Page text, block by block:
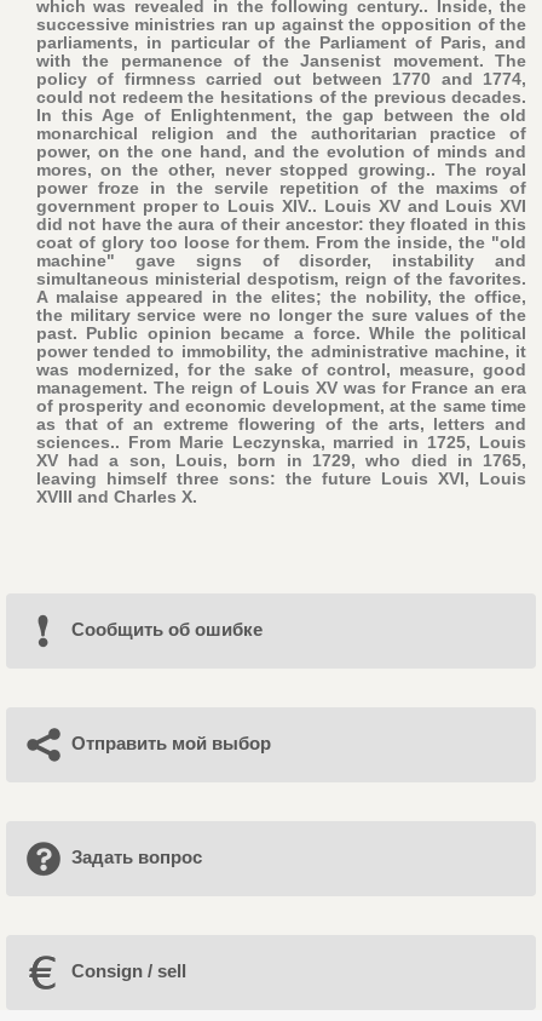
which was revealed in the following century.. Inside, the
successive ministries ran up against the opposition of the
parliaments, in particular of the Parliament of Paris, and
with the permanence of the Jansenist movement. The
policy of firmness carried out between 1770 and 1774,
could not redeem the hesitations of the previous decades.
In this Age of Enlightenment, the gap between the old
monarchical religion and the authoritarian practice of
power, on the one hand, and the evolution of minds and
mores, on the other, never stopped growing.. The royal
power froze in the servile repetition of the maxims of
government proper to Louis XIV.. Louis XV and Louis XVI
did not have the aura of their ancestor: they floated in this
coat of glory too loose for them. From the inside, the "old
machine" gave signs of disorder, instability and
simultaneous ministerial despotism, reign of the favorites.
A malaise appeared in the elites; the nobility, the office,
the military service were no longer the sure values of the
past. Public opinion became a force. While the political
power tended to immobility, the administrative machine, it
was modernized, for the sake of control, measure, good
management. The reign of Louis XV was for France an era
of prosperity and economic development, at the same time
as that of an extreme flowering of the arts, letters and
sciences.. From Marie Leczynska, married in 1725, Louis
XV had a son, Louis, born in 1729, who died in 1765,
leaving himself three sons: the future Louis XVI, Louis
XVIII and Charles X.
Cообщить об ошибке
Отправить мой выбор
Задать вопрос
Consign / sell